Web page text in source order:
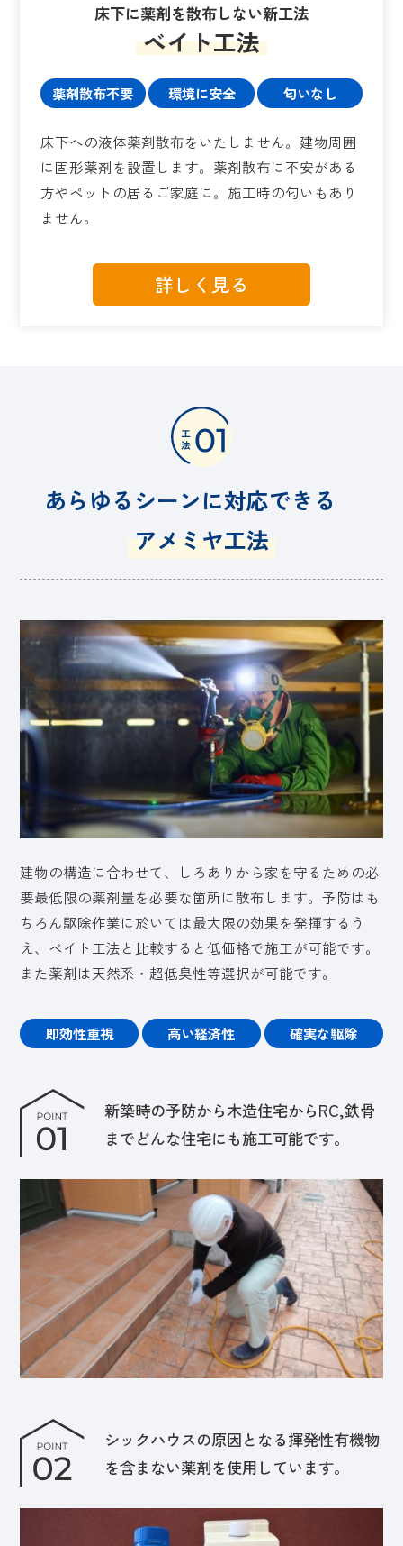
床下に薬剤を散布しない新工法
ベイト工法
薬剤散布不要 環境に安全 匂いなし
床下への液体薬剤散布をいたしません。建物周囲
に固形薬剤を設置します。薬剤散布に不安がある
方やペットの居るご家庭に。施工時の匂いもあり
ません。
詳しく見る
あらゆるシーンに対応できる
アメミヤ工法
建物の構造に合わせて、しろありから家を守るための必
要最低限の薬剤量を必要な箇所に散布します。予防はも
ちろん駆除作業に於いては最大限の効果を発揮するう
え、ベイト工法と比較すると低価格で施工が可能です。
また薬剤は天然系・超低臭性等選択が可能です。
即効性重視 高い経済性 確実な駆除
新築時の予防から木造住宅からRC,鉄骨
までどんな住宅にも施工可能です。
シックハウスの原因となる揮発性有機物
を含まない薬剤を使用しています。